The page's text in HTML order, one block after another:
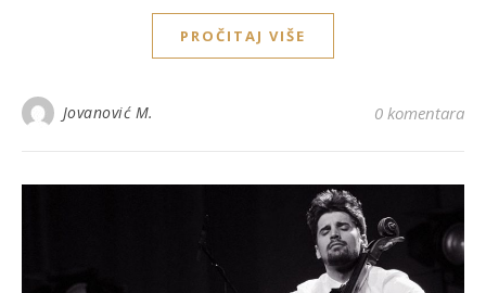
PROČITAJ VIŠE
Jovanović M. 0 komentara